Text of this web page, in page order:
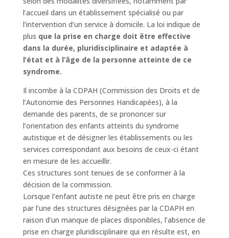
l’accueil dans un établissement spécialisé ou par
l’intervention d’un service à domicile. La loi indique de
plus que la prise en charge doit être effective
dans la durée, pluridisciplinaire et adaptée à
l’état et à l’âge de la personne atteinte de ce
syndrome.
Il incombe à la CDPAH (Commission des Droits et de
l’Autonomie des Personnes Handicapées), à la
demande des parents, de se prononcer sur
l’orientation des enfants atteints du syndrome
autistique et de désigner les établissements ou les
services correspondant aux besoins de ceux-ci étant
en mesure de les accueillir.
Ces structures sont tenues de se conformer à la
décision de la commission.
Lorsque l’enfant autiste ne peut être pris en charge
par l’une des structures désignées par la CDAPH en
raison d’un manque de places disponibles, l’absence de
prise en charge pluridisciplinaire qui en résulte est, en